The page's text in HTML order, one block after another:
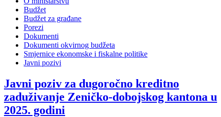
Budžet
Budžet za građane
Porezi
Dokumenti
Dokumenti okvirnog budžeta
Smjernice ekonomske i fiskalne politike
Javni pozivi
Javni poziv za dugoročno kreditno
zaduživanje Zeničko-dobojskog kantona u
2025. godini